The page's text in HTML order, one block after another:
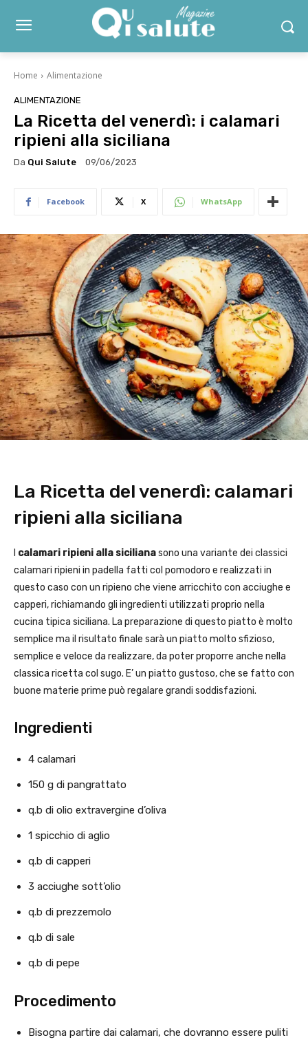
Home Alimentazione
ALIMENTAZIONE
La Ricetta del venerdì: i calamari
ripieni alla siciliana
Da Qui Salute 09/06/2023
Facebook X WhatsApp
La Ricetta del venerdì: calamari
ripieni alla siciliana
calamari ripieni alla sicilianasono una variante dei classici
calamari ripieni in padella fatti col pomodoro e realizzati in
questo caso con un ripieno che viene arricchito con acciughe e
capperi, richiamando gli ingredienti utilizzati proprio nella
cucina tipica siciliana. La preparazione di questo piatto è molto
semplice ma il risultato finale sarà un piatto molto sfizioso,
semplice e veloce da realizzare, da poter proporre anche nella
classica ricetta col sugo. E’ un piatto gustoso, che se fatto con
buone materie prime può regalare grandi soddisfazioni.
Ingredienti
4 calamari
150 g di pangrattato
q.b di olio extravergine d’oliva
1 spicchio di aglio
q.b di capperi
3 acciughe sott’olio
q.b di prezzemolo
q.b di sale
q.b di pepe
Procedimento
Bisogna partire dai calamari, che dovranno essere puliti